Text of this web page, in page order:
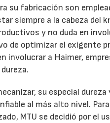
su fabricación son
siempre a la cabeza del
y no duda en
de optimizar el exigente
involucrar a Haimer,
su especial
al más alto nivel.
MTU se decidió por el
07/07/2026